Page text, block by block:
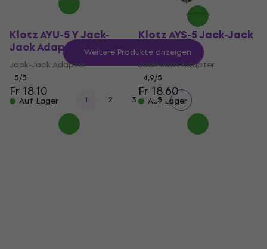
Klotz AYU-5 Y Jack-
Jack Adapter
Jack-Jack Adapter
5/5
Fr 18.10
Auf Lager
Klotz AYS-5 Jack-Jack
Adapter
Jack-Jack Adapter
4,9/5
Fr 18.60
Auf Lager
Weitere Produkte anzeigen
1 2 3 ... 5